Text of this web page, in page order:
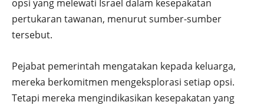
opsi yang melewati Israel dalam kesepakatan
pertukaran tawanan, menurut sumber-sumber
tersebut.
Pejabat pemerintah mengatakan kepada keluarga,
mereka berkomitmen mengeksplorasi setiap opsi.
Tetapi mereka mengindikasikan kesepakatan yang